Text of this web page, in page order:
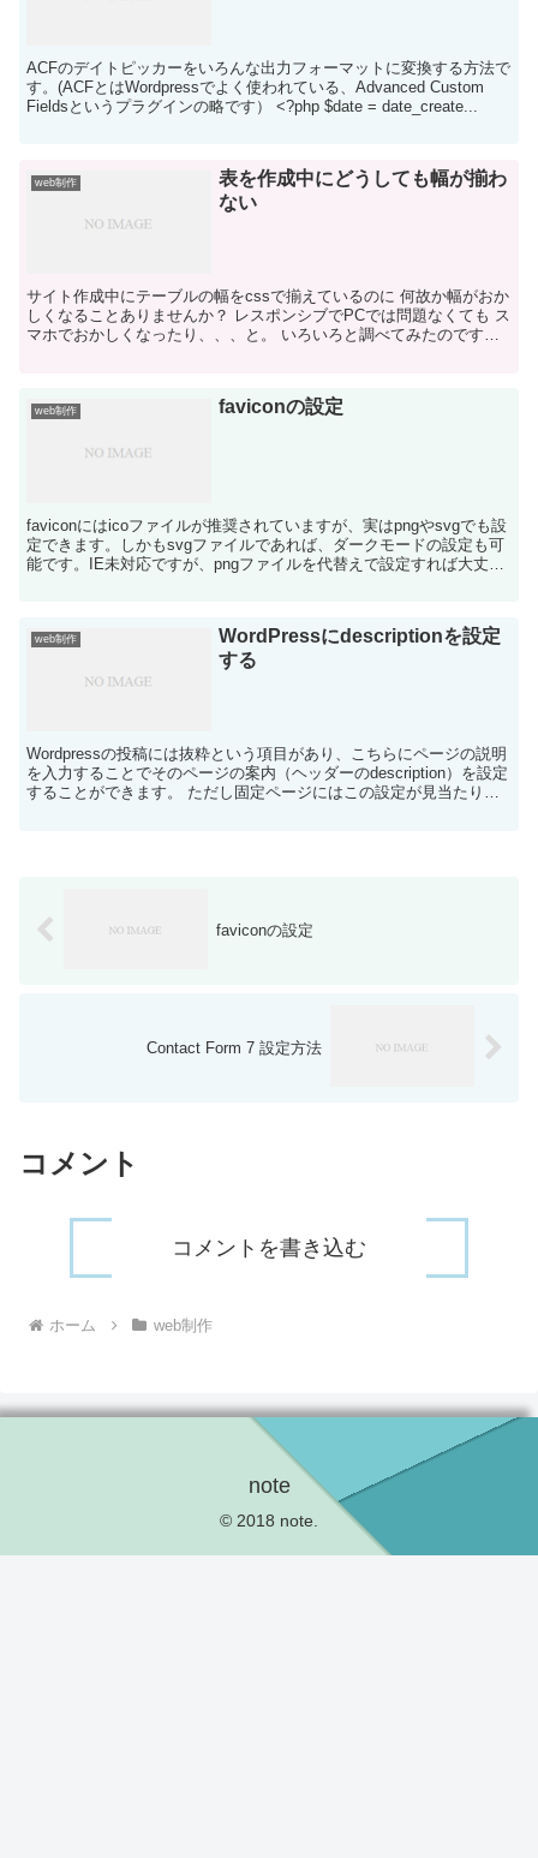
ACFのデイトピッカーをいろんな出力フォーマットに変換する方法で
す。(ACFとはWordpressでよく使われている、Advanced Custom
Fieldsというプラグインの略です） <?php $date = date_create...
web制作
表を作成中にどうしても幅が揃わ
ない
サイト作成中にテーブルの幅をcssで揃えているのに 何故か幅がおか
しくなることありませんか？ レスポンシブでPCでは問題なくても ス
マホでおかしくなったり、、、と。 いろいろと調べてみたのです
web制作 faviconの設定
faviconにはicoファイルが推奨されていますが、実はpngやsvgでも設
定できます。しかもsvgファイルであれば、ダークモードの設定も可
能です。IE未対応ですが、pngファイルを代替えで設定すれば大丈夫
web制作
WordPressにdescriptionを設定
する
Wordpressの投稿には抜粋という項目があり、こちらにページの説明
を入力することでそのページの案内（ヘッダーのdescription）を設定
することができます。 ただし固定ページにはこの設定が見当たりま
faviconの設定
Contact Form 7 設定方法
コメント
コメントを書き込む
ホーム web制作
note
© 2018 note.